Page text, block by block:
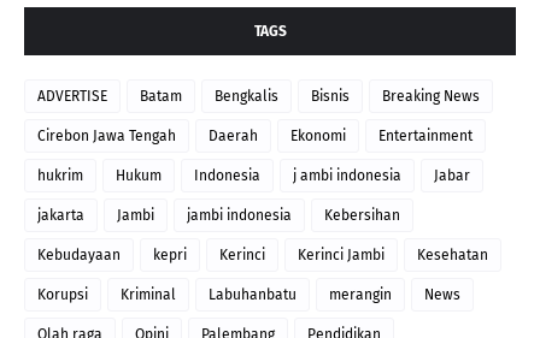
TAGS
ADVERTISE Batam Bengkalis Bisnis Breaking News
Cirebon Jawa Tengah Daerah Ekonomi Entertainment
hukrim Hukum Indonesia j ambi indonesia Jabar
jakarta Jambi jambi indonesia Kebersihan
Kebudayaan kepri Kerinci Kerinci Jambi Kesehatan
Korupsi Kriminal Labuhanbatu merangin News
Olah raga Opini Palembang Pendidikan